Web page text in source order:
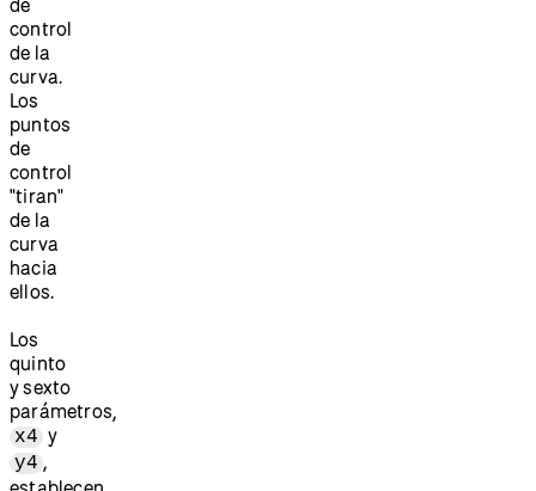
de
control
de la
curva.
Los
puntos
de
control
"tiran"
de la
curva
hacia
ellos.
Los
quinto
y sexto
parámetros,
x4 y
y4 ,